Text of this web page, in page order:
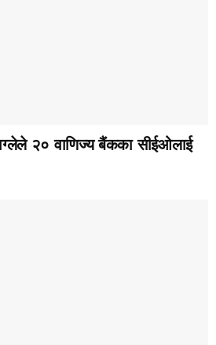
२० वाणिज्य बैंकका सीईओलाई